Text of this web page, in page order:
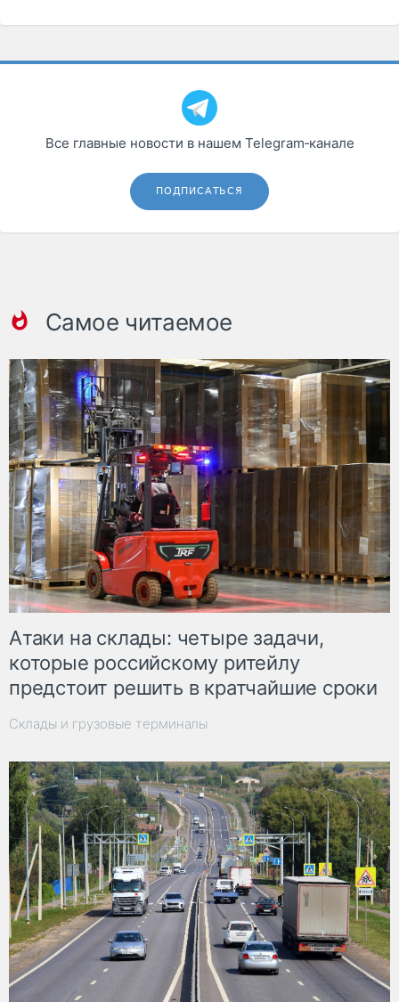
Коммерческий
Автосервис,
запчасти, шины
автохимия
Все главные новости в нашем Telegram‑канале
ПОДПИСАТЬСЯ
Самое читаемое
Атаки на склады: четыре задачи,
которые российскому ритейлу
предстоит решить в кратчайшие сроки
Склады и грузовые терминалы